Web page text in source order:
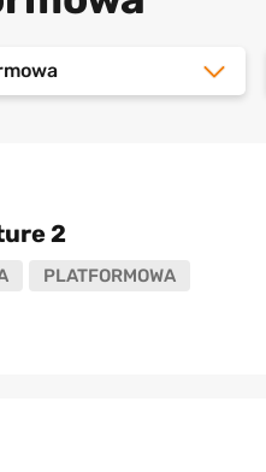
2
PLATFORMOWA